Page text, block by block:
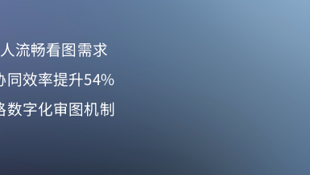
流畅看图需求
同效率提升54%
数字化审图机制